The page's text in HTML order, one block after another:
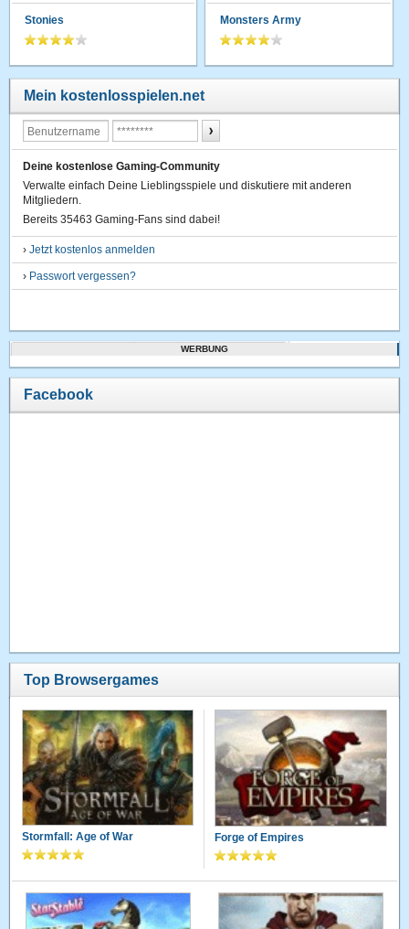
Stonies Monsters Army
Mein kostenlosspielen.net
Deine kostenlose Gaming-Community
Verwalte einfach Deine Lieblingsspiele und diskutiere mit anderen
Mitgliedern.
Bereits 35463 Gaming-Fans sind dabei!
›Jetzt kostenlos anmelden
› Passwort vergessen?
WERBUNG
Facebook
Top Browsergames
Stormfall: Age of War Forge of Empires